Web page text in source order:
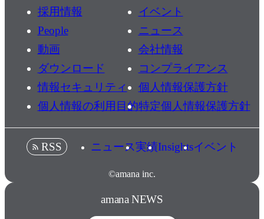
採用情報
イベント
People
ニュース
動画
会社情報
ダウンロード
コンプライアンス
情報セキュリティ
個人情報保護方針
個人情報の利用目的特定個人情報保護方針
©amana inc.
RSS ニュース実績Insightsイベント
amana NEWS